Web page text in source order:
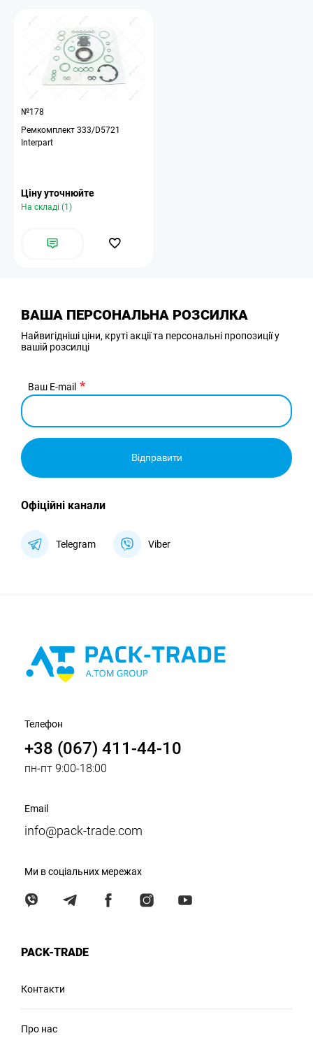
№178
Ремкомплект 333/D5721
Interpart
Ціну уточнюйте
На складі (1)
ВАША ПЕРСОНАЛЬНА РОЗСИЛКА
Найвигідніші ціни, круті акції та персональні пропозиції у
вашій розсилці
Ваш E-mail
Відправити
Офіційні канали
Telegram Viber
Телефон
+38 (067) 411-44-10
пн-пт 9:00-18:00
Email
info@pack-trade.com
Ми в соціальних мережах
PACK-TRADE
Контакти
Про нас